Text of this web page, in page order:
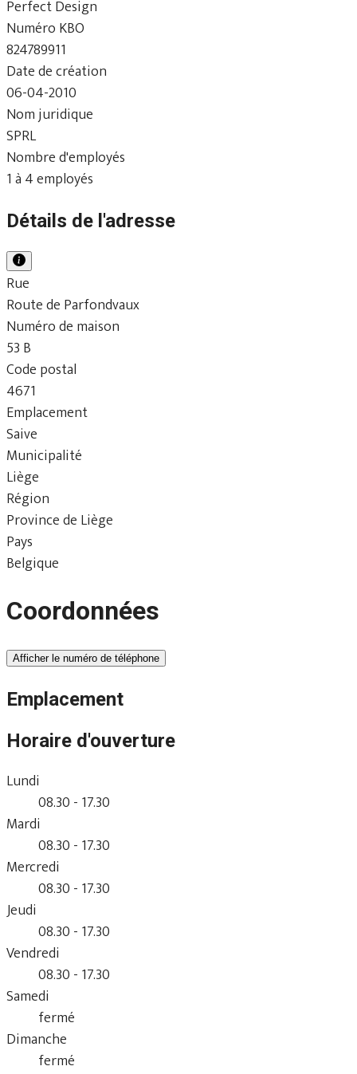
Perfect Design
Numéro KBO
824789911
Date de création
06-04-2010
Nom juridique
SPRL
Nombre d'employés
1 à 4 employés
Détails de l'adresse
Rue
Route de Parfondvaux
Numéro de maison
53 B
Code postal
4671
Emplacement
Saive
Municipalité
Liège
Région
Province de Liège
Pays
Belgique
Coordonnées
Afficher le numéro de téléphone
Emplacement
Horaire d'ouverture
Lundi
08.30 - 17.30
Mardi
08.30 - 17.30
Mercredi
08.30 - 17.30
Jeudi
08.30 - 17.30
Vendredi
08.30 - 17.30
Samedi
fermé
Dimanche
fermé